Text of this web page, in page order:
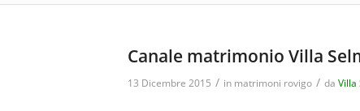
Canale matrimonio Villa
13 Dicembre 2015 / in matrimoni rovigo / da Villa